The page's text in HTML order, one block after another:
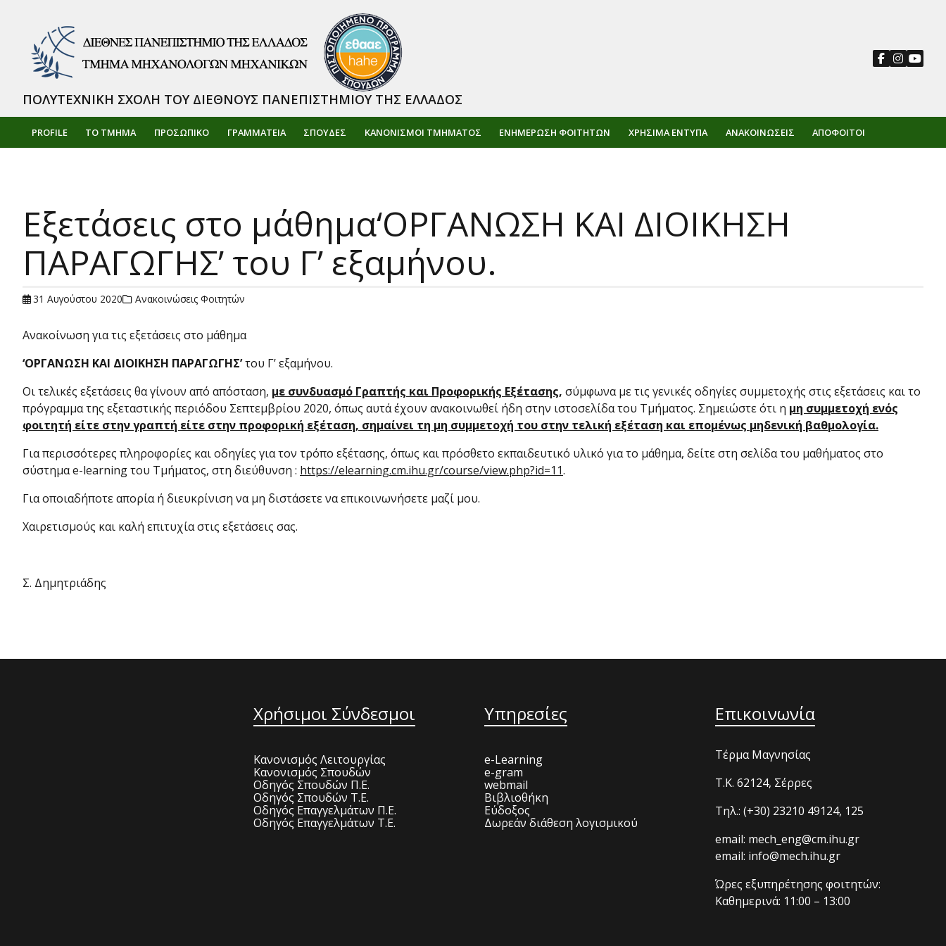
PROFILE ΤΟ ΤΜΗΜΑ ΠΡΟΣΩΠΙΚΌ ΓΡΑΜΜΑΤΕΙΑ ΣΠΟΥΔΕΣ ΚΑΝΟΝΙΣΜΟΙ ΤΜΗΜΑΤΟΣ ΕΝΗΜΈΡΩΣΗ ΦΟΙΤΗΤΏΝ ΧΡΉΣΙΜΑ ΈΝΤΥΠΑ ΑΝΑΚΟΙΝΏΣΕΙΣ ΑΠΌΦΟΙΤΟΙ
ΠΟΛΥΤΕΧΝΙΚΗ ΣΧΟΛΗ ΤΟΥ ΔΙΕΘΝΟΥΣ ΠΑΝΕΠΙΣΤΗΜΙΟΥ ΤΗΣ ΕΛΛΑΔΟΣ
Εξετάσεις στο μάθημα‘ΟΡΓΑΝΩΣΗ ΚΑΙ ΔΙΟΙΚΗΣΗ
ΠΑΡΑΓΩΓΗΣ’ του Γ’ εξαμήνου.
31 Αυγούστου 2020 Ανακοινώσεις Φοιτητών
Ανακοίνωση για τις εξετάσεις στο μάθημα
‘ΟΡΓΑΝΩΣΗ ΚΑΙ ΔΙΟΙΚΗΣΗ ΠΑΡΑΓΩΓΗΣ’του Γ’ εξαμήνου.
Οι τελικές εξετάσεις θα γίνουν από απόσταση, με συνδυασμό Γραπτής και Προφορικής Εξέτασης, σύμφωνα με τις γενικές οδηγίες συμμετοχής στις εξετάσεις και το
πρόγραμμα της εξεταστικής περιόδου Σεπτεμβρίου 2020, όπως αυτά έχουν ανακοινωθεί ήδη στην ιστοσελίδα του Τμήματος. Σημειώστε ότι η μη συμμετοχή ενός
φοιτητή είτε στην γραπτή είτε στην προφορική εξέταση, σημαίνει τη μη συμμετοχή του στην τελική εξέταση και επομένως μηδενική βαθμολογία.
Για περισσότερες πληροφορίες και οδηγίες για τον τρόπο εξέτασης, όπως και πρόσθετο εκπαιδευτικό υλικό για το μάθημα, δείτε στη σελίδα του μαθήματος στο
σύστημα e-learning του Τμήματος, στη διεύθυνση : https://elearning.cm.ihu.gr/course/view.php?id=11.
Για οποιαδήποτε απορία ή διευκρίνιση να μη διστάσετε να επικοινωνήσετε μαζί μου.
Χαιρετισμούς και καλή επιτυχία στις εξετάσεις σας.
Σ. Δημητριάδης
Χρήσιμοι Σύνδεσμοι
Κανονισμός Λειτουργίας
Κανονισμός Σπουδών
Οδηγός Σπουδών Π.Ε.
Οδηγός Σπουδών Τ.Ε.
Οδηγός Επαγγελμάτων Π.Ε.
Οδηγός Επαγγελμάτων Τ.Ε.
Υπηρεσίες
e-Learning
e-gram
webmail
Βιβλιοθήκη
Εύδοξος
Δωρεάν διάθεση λογισμικού
Επικοινωνία
Τέρμα Μαγνησίας
T.K. 62124, Σέρρες
Τηλ.: (+30) 23210 49124, 125
email: mech_eng@cm.ihu.gr
email: info@mech.ihu.gr
Ώρες εξυπηρέτησης φοιτητών:
Καθημερινά: 11:00 – 13:00